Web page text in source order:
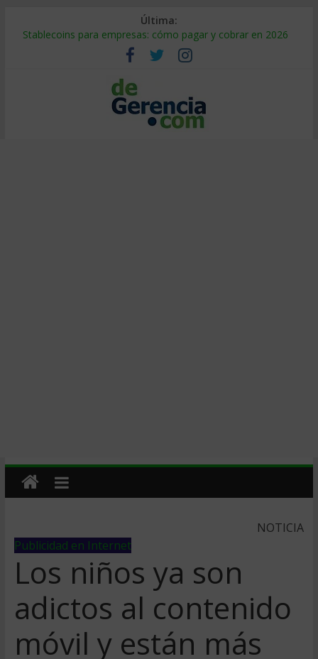
Última:
Stablecoins para empresas: cómo pagar y cobrar en 2026
Despido silencioso: qué es y por qué sale tan caro
IA en selección de personal: cómo auditarla a tiempo
Trabajo forzoso en la cadena de suministro: qué hacer
Mercado hispano de EE. UU.: cómo segmentarlo y venderle
NOTICIA
Publicidad en Internet
Los niños ya son
adictos al contenido
móvil y están más